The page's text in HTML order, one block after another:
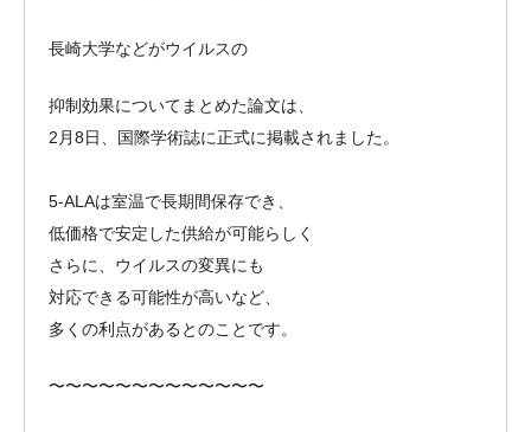
長崎大学などがウイルスの
抑制効果についてまとめた論文は、
2月8日、国際学術誌に正式に掲載されました。
5-ALAは室温で長期間保存でき、
低価格で安定した供給が可能らしく
さらに、ウイルスの変異にも
対応できる可能性が高いなど、
多くの利点があるとのことです。
〜〜〜〜〜〜〜〜〜〜〜〜〜